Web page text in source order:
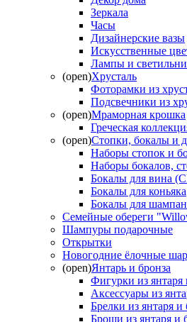
Зеркала
Часы
Дизайнерские вазы
Искусственные
Лампы и
(open)Хрусталь
Фоторамки из
Подсвечники из
(open)Мраморная крошка
Греческая
(open)Стопки, бокалы и
Наборы стопок и
Наборы бокалов,
Бокалы для вина
Бокалы для коньяка
Бокалы для
Семейные обереги
Шампуры подарочные
Открытки
Новогодние ёлочные
(open)Янтарь и бронза
Фигурки из янтаря
Аксессуары из
Брелки из янтаря и
Броши из янтаря и